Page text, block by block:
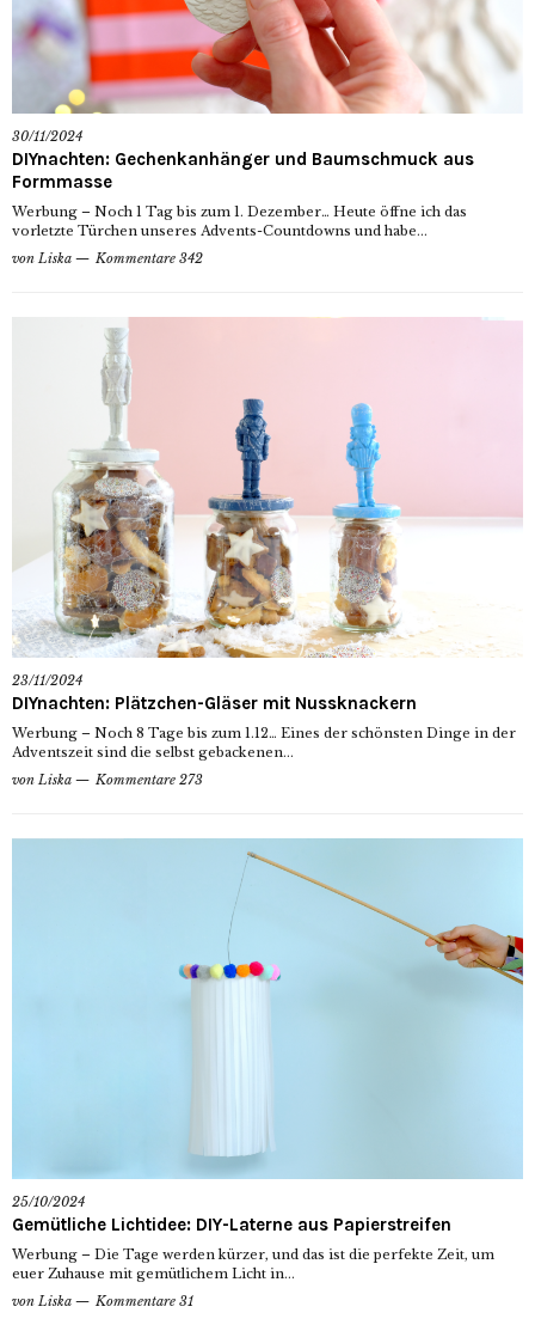
30/11/2024
DIYnachten: Gechenkanhänger und Baumschmuck aus
Formmasse
Werbung – Noch 1 Tag bis zum 1. Dezember… Heute öffne ich das
vorletzte Türchen unseres Advents-Countdowns und habe...
von Liska Kommentare 342
23/11/2024
DIYnachten: Plätzchen-Gläser mit Nussknackern
Werbung – Noch 8 Tage bis zum 1.12… Eines der schönsten Dinge in der
Adventszeit sind die selbst gebackenen...
von Liska Kommentare 273
25/10/2024
Gemütliche Lichtidee: DIY-Laterne aus Papierstreifen
Werbung – Die Tage werden kürzer, und das ist die perfekte Zeit, um
euer Zuhause mit gemütlichem Licht in...
von Liska Kommentare 31